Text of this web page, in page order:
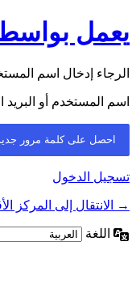
يعمل
الرجاء إدخال اسم
اسم المستخدم أو البريد
تسجيل الدخول
→ الانتقال إلى المركز
اللغة